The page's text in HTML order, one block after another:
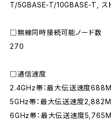
T/5GBASE-T/10GBASE-T, ス
□無線同時接続可能ノード数
270
□通信速度
2.4GHz帯：最大伝送速度
5GHz帯：最大伝送速度
6GHz帯：最大伝送速度